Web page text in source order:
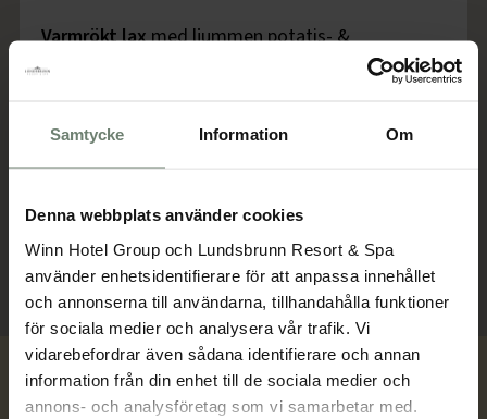
Samtycke Information Om
Denna webbplats använder cookies
Winn Hotel Group och Lundsbrunn Resort & Spa
använder enhetsidentifierare för att anpassa innehållet
och annonserna till användarna, tillhandahålla funktioner
för sociala medier och analysera vår trafik. Vi
vidarebefordrar även sådana identifierare och annan
information från din enhet till de sociala medier och
annons- och analysföretag som vi samarbetar med.
Varmrökt laxmed ljummen potatis- &
primörsallad, romsås och lättpicklad gurka
Råvara och zuccini från Lilla Labäck, tomat,
lagrad ost och gräslöksaioli.